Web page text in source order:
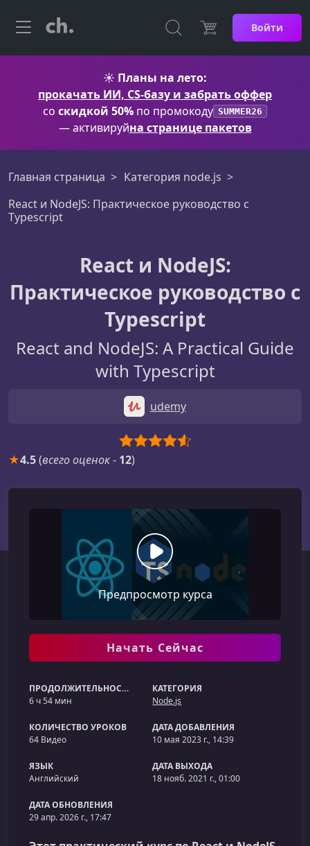
Войти
☀️ Планы на лето:
прокачать ИИ, CS-базу и забрать оффер
со скидкой 50% по промокоду SUMMER26
— активируйна странице пакетов
Главная страница
Категория node.js
React и NodeJS: Практическое руководство с
Typescript
React и NodeJS:
Практическое руководство с
Typescript
React and NodeJS: A Practical Guide
with Typescript
udemy
★4.5(всего оценок- 12)
Предпросмотр курса
Начать Сейчас
ПРОДОЛЖИТЕЛЬНОСТЬ
6 ч 54 мин
КАТЕГОРИЯ
Node.js
КОЛИЧЕСТВО УРОКОВ
64 Видео
ДАТА ДОБАВЛЕНИЯ
10 мая 2023 г., 14:39
ЯЗЫК
Английский
ДАТА ВЫХОДА
18 нояб. 2021 г., 01:00
ДАТА ОБНОВЛЕНИЯ
29 апр. 2026 г., 17:47